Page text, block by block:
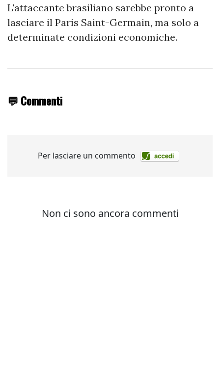
L'attaccante brasiliano sarebbe pronto a
lasciare il Paris Saint-Germain, ma solo a
determinate condizioni economiche.
💬 Commenti